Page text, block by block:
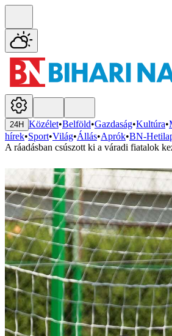
24H Közélet•Belföld•Gazdaság•Kultúra•
hírek•Sport•Világ•Állás•Aprók•BN-
A ráadásban csúszott ki a váradi fiatalok